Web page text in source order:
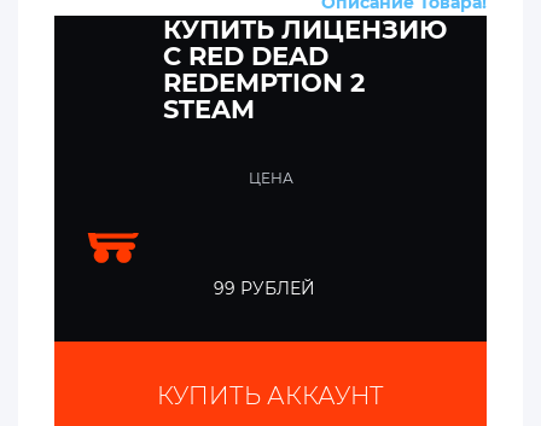
КУПИТЬ ЛИЦЕНЗИЮ
C RED DEAD
REDEMPTION 2
STEAM
ЦЕНА
99 РУБЛЕЙ
КУПИТЬ АККАУНТ